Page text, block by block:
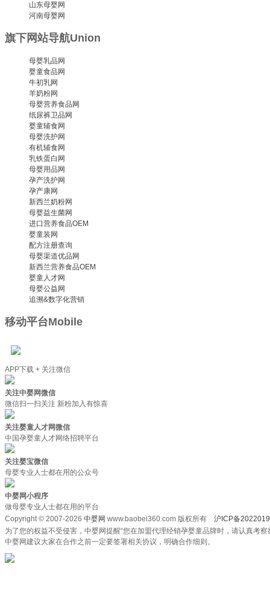
山东母婴网
河南母婴网
旗下网站导航Union
母婴乳品网
婴童食品网
牛初乳网
羊奶粉网
母婴营养食品网
纸尿裤卫品网
婴童辅食网
母婴洗护网
有机辅食网
乳铁蛋白网
母婴用品网
孕产洗护网
孕产康网
新西兰奶粉网
母婴益生菌网
进口营养食品OEM
婴童装网
配方注册查询
母婴渠道优品网
新西兰营养食品OEM
婴童人才网
母婴公益网
追溯&数字化营销
移动平台Mobile
APP下载 + 关注微信
关注中婴网微信
微信扫一扫关注 新粉加入有惊喜
关注婴童人才网微信
中国孕婴童人才网络招聘平台
关注婴宝微信
母婴专业人士都在用的公众号
中婴网小程序
做母婴专业人士都在用的平台
Copyright © 2007-2026 中婴网 www.baobei360.com 版权所有 沪ICP备
为了您的权益不受侵害，中婴网提醒“您在加盟代理经销孕婴童品牌时，请认真考
中婴网建议大家在合作之前一定要签署相关协议，明确合作细则。